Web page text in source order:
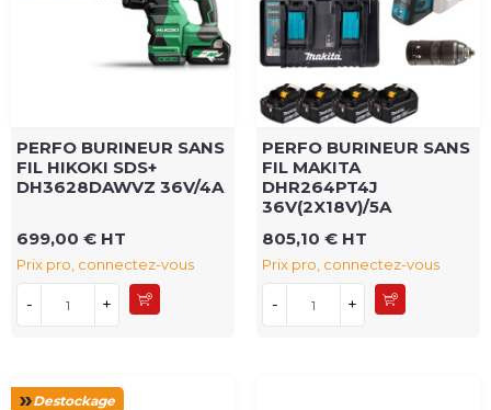
PERFO BURINEUR SANS
FIL HIKOKI SDS+
DH3628DAWVZ 36V/4A
699,00 € HT
Prix pro, connectez-vous
- +
PERFO BURINEUR SANS
FIL MAKITA
DHR264PT4J
36V(2X18V)/5A
805,10 € HT
Prix pro, connectez-vous
- +
Destockage